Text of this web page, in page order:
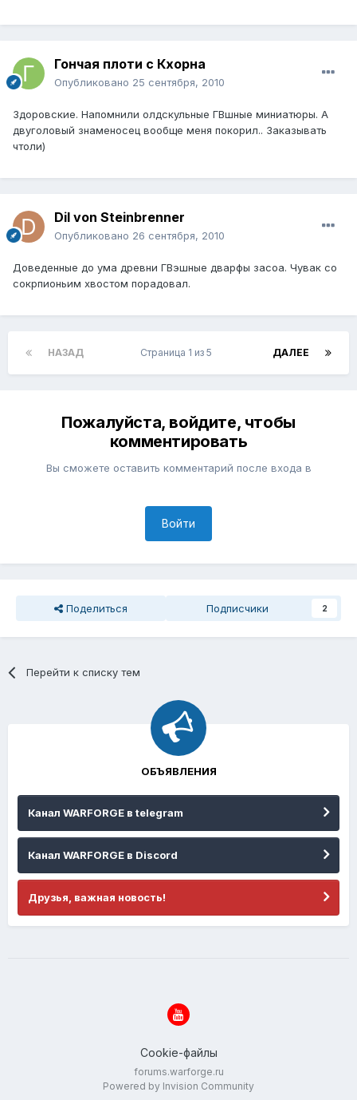
Гончая плоти с Кхорна
Опубликовано 25 сентября, 2010
Здоровские. Напомнили олдскульные ГВшные миниатюры. А
двуголовый знаменосец вообще меня покорил.. Заказывать
чтоли)
Dil von Steinbrenner
Опубликовано 26 сентября, 2010
Доведенные до ума древни ГВэшные дварфы засоа. Чувак со
сокрпионьим хвостом порадовал.
НАЗАД ДАЛЕЕ
Страница 1 из 5
Пожалуйста, войдите, чтобы
комментировать
Вы сможете оставить комментарий после входа в
Войти
Поделиться Подписчики 2
Перейти к списку тем
ОБЪЯВЛЕНИЯ
Канал WARFORGE в telegram
Канал WARFORGE в Discord
Друзья, важная новость!
Cookie-файлы
forums.warforge.ru
Powered by Invision Community